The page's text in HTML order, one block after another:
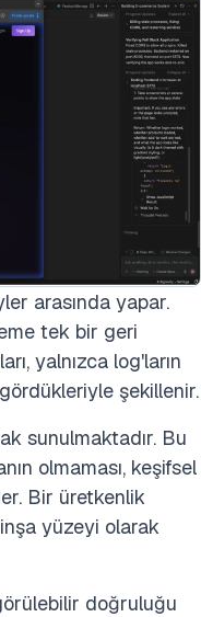
arasında yapar.
tek bir geri
yalnızca log'ların
şekillenir.
sunulmaktadır. Bu
olmaması, keşifsel
Bir üretkenlik
yüzeyi olarak
doğruluğu